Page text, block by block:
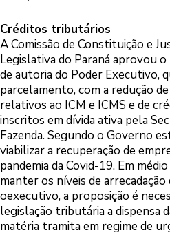
Créditos tributários
A Comissão de Constituição e
Legislativa do Paraná aprovou
de autoria do Poder Executivo,
parcelamento, com a redução
relativos ao ICM e ICMS e de
inscritos em dívida ativa pela
Fazenda. Segundo o Governo
viabilizar a recuperação de
pandemia da Covid-19. Em
manter os níveis de
oexecutivo, a proposição é
legislação tributária a dispensa
matéria tramita em regime de